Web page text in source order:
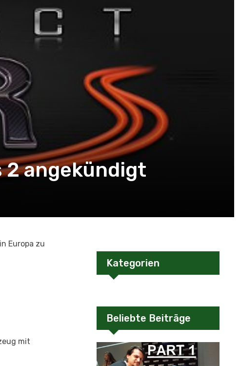
angekündigt
Europa zu
mit
Kategorien
Beliebte Beiträge